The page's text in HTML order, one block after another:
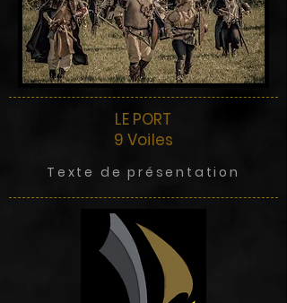
LE PORT
9 Voiles
Texte de présentation